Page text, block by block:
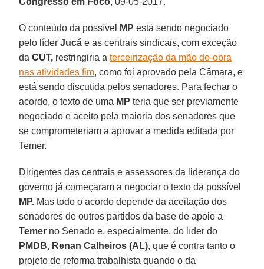
O conteúdo da possível MP está sendo negociado
pelo líderJucá e as centrais sindicais, com exceção
daCUT, restringiria aterceirização da mão de-obra
nas atividades fim, como foi aprovado pela Câmara, e
está sendo discutida pelos senadores. Para fechar o
acordo, o texto de uma MP teria que ser previamente
negociado e aceito pela maioria dos senadores que
se comprometeriam a aprovar a medida editada por
Temer.
Dirigentes das centrais e assessores da liderança do
governo já começaram a negociar o texto da possível
MP. Mas todo o acordo depende da aceitação dos
senadores de outros partidos da base de apoio a
Temer no Senado e, especialmente, do líder do
PMDB, Renan Calheiros (AL), que é contra tanto o
projeto de reforma trabalhista quando o da